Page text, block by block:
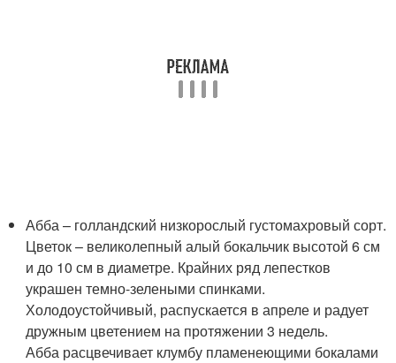
Абба – голландский низкорослый густомахровый сорт.
Цветок – великолепный алый бокальчик высотой 6 см
и до 10 см в диаметре. Крайних ряд лепестков
украшен темно-зелеными спинками.
Холодоустойчивый, распускается в апреле и радует
дружным цветением на протяжении 3 недель.
Абба расцвечивает клумбу пламенеющими бокалами